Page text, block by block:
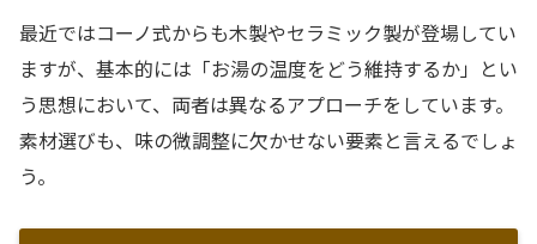
最近ではコーノ式からも木製やセラミック製が登場してい
ますが、基本的には「お湯の温度をどう維持するか」とい
う思想において、両者は異なるアプローチをしています。
素材選びも、味の微調整に欠かせない要素と言えるでしょ
う。